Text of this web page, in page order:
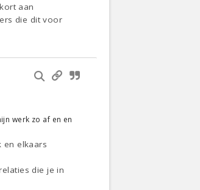
aan
die dit voor
werk zo af en en
en elkaars
die je in